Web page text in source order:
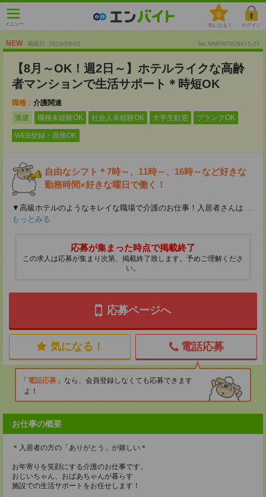
メニュー
0
気になる！ ログイン
NEW 掲載日 :2026/08/05 No.MNPWT829671-27
【8月～OK！週2日～】ホテルライクな高齢
者マンションで生活サポート＊時短OK
職種： 介護関連
派遣
職種未経験OK 社会人未経験OK 大学生歓迎 ブランクOK
WEB登録・面接OK
自由なシフト＊7時～、11時～、16時～など好きな
勤務時間×好きな曜日で働く！
▼高級ホテルのようなキレイな職場で介護のお仕事！入居者さんは ...
もっとみる
応募が集まった時点で掲載終了
この求人は応募が集まり次第、掲載終了致します。予めご理解くださ
い。
応募ページへ
気になる！ 電話応募
電話応募
なら、会員登録しなくても応募できます
よ！
お仕事の概要
＊入居者の方の「ありがとう」が嬉しい＊
お年寄りを笑顔にする介護のお仕事です。
おじいちゃん、おばあちゃんが暮らす
施設での生活サポートをお任せします！